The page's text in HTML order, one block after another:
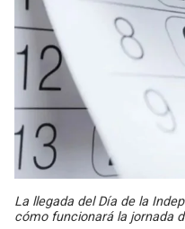
La llegada del Día de la
cómo funcionará la jornada